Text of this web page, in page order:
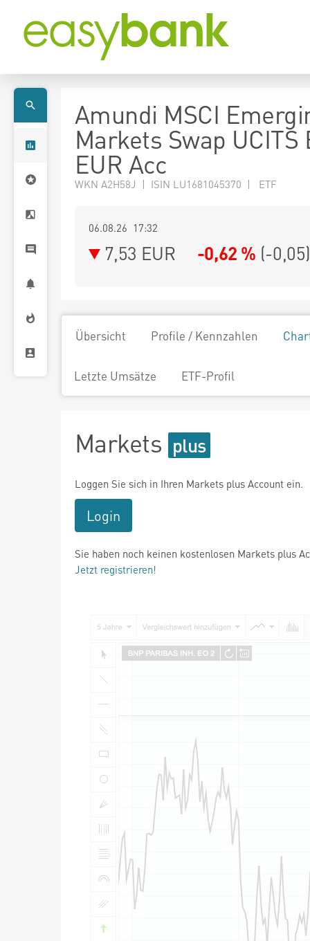
Amundi MSCI
Markets Swap UCITS
EUR Acc
WKN A2H58J | ISIN LU1681045370 | ETF
06.08.26 17:32
7,53 EUR -0,62 % (-0,05)
Übersicht Profile / Kennzahlen
Letzte Umsätze ETF-Profil
Markets
Loggen Sie sich in Ihren Markets plus Account ein.
Login
Sie haben noch keinen kostenlosen Markets plus
Jetzt registrieren!